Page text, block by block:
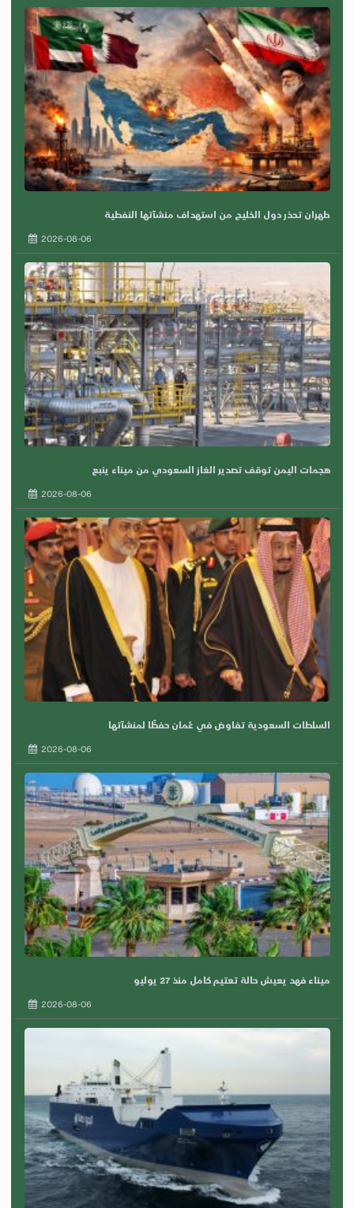
طهران تحذر دول الخليج من استهداف منشآتها النفطية
2026-08-06
هجمات اليمن توقف تصدير الغاز السعودي من ميناء ينبع
2026-08-06
السلطات السعودية تفاوض في عُمان حفظًا لمنشآتها
2026-08-06
ميناء فهد يعيش حالة تعتيم كامل منذ 27 يوليو
2026-08-06